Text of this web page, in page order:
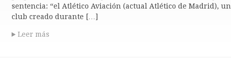
sentencia: “el Atlético Aviación (actual Atlético de Madrid), un
club creado durante […]
Leer más